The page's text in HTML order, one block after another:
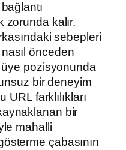
zorunda kalır.
sebepleri
önceden
üye pozisyonunda
bir deneyim
URL farklılıkları
bir
mahalli
çabasının